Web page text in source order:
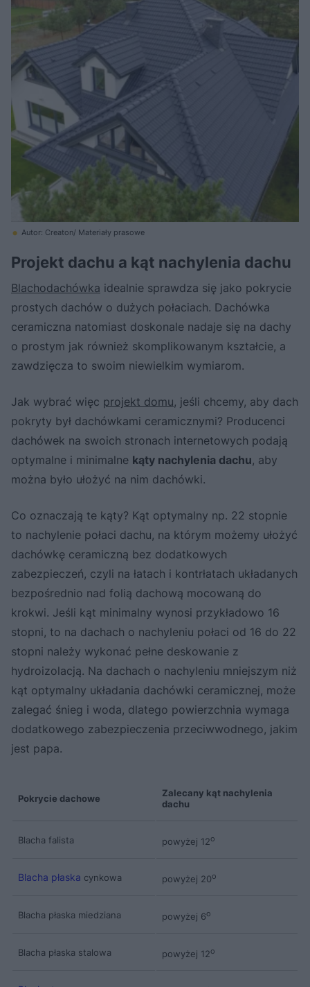
Autor: Creaton/ Materiały prasowe
Projekt dachu a kąt nachylenia dachu
Blachodachówka idealnie sprawdza się jako pokrycie
prostych dachów o dużych połaciach. Dachówka
ceramiczna natomiast doskonale nadaje się na dachy
o prostym jak również skomplikowanym kształcie, a
zawdzięcza to swoim niewielkim wymiarom.
Jak wybrać więc projekt domu, jeśli chcemy, aby dach
pokryty był dachówkami ceramicznymi? Producenci
dachówek na swoich stronach internetowych podają
optymalne i minimalne kąty nachylenia dachu, aby
można było ułożyć na nim dachówki.
Co oznaczają te kąty? Kąt optymalny np. 22 stopnie
to nachylenie połaci dachu, na którym możemy ułożyć
dachówkę ceramiczną bez dodatkowych
zabezpieczeń, czyli na łatach i kontrłatach układanych
bezpośrednio nad folią dachową mocowaną do
krokwi. Jeśli kąt minimalny wynosi przykładowo 16
stopni, to na dachach o nachyleniu połaci od 16 do 22
stopni należy wykonać pełne deskowanie z
hydroizolacją. Na dachach o nachyleniu mniejszym niż
kąt optymalny układania dachówki ceramicznej, może
zalegać śnieg i woda, dlatego powierzchnia wymaga
dodatkowego zabezpieczenia przeciwwodnego, jakim
jest papa.
Pokrycie dachowe
Zalecany kąt nachylenia
dachu
Blacha falista powyżej 12o
Blacha płaska cynkowa powyżej 20o
Blacha płaska miedziana powyżej 6o
Blacha płaska stalowa powyżej 12o